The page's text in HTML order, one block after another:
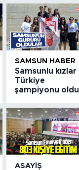
SAMSUN HABER
Samsunlu kızlar
Türkiye
şampiyonu oldu
ASAYIŞ